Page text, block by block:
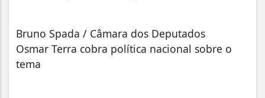
Bruno Spada / Câmara dos Deputados
Osmar Terra cobra política nacional sobre o
tema